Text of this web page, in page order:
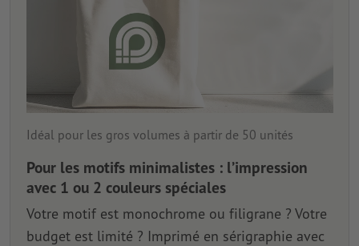
Idéal pour les gros volumes à partir de 50 unités
Pour les motifs minimalistes : l’impression
avec 1 ou 2 couleurs spéciales
Votre motif est monochrome ou filigrane ? Votre
budget est limité ? Imprimé en sérigraphie avec